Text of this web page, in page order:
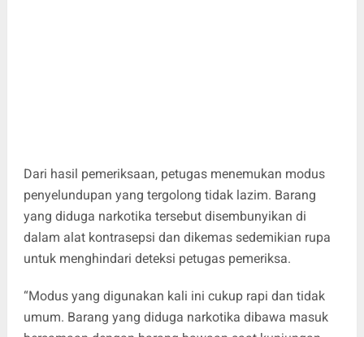
Dari hasil pemeriksaan, petugas menemukan modus
penyelundupan yang tergolong tidak lazim. Barang
yang diduga narkotika tersebut disembunyikan di
dalam alat kontrasepsi dan dikemas sedemikian rupa
untuk menghindari deteksi petugas pemeriksa.
“Modus yang digunakan kali ini cukup rapi dan tidak
umum. Barang yang diduga narkotika dibawa masuk